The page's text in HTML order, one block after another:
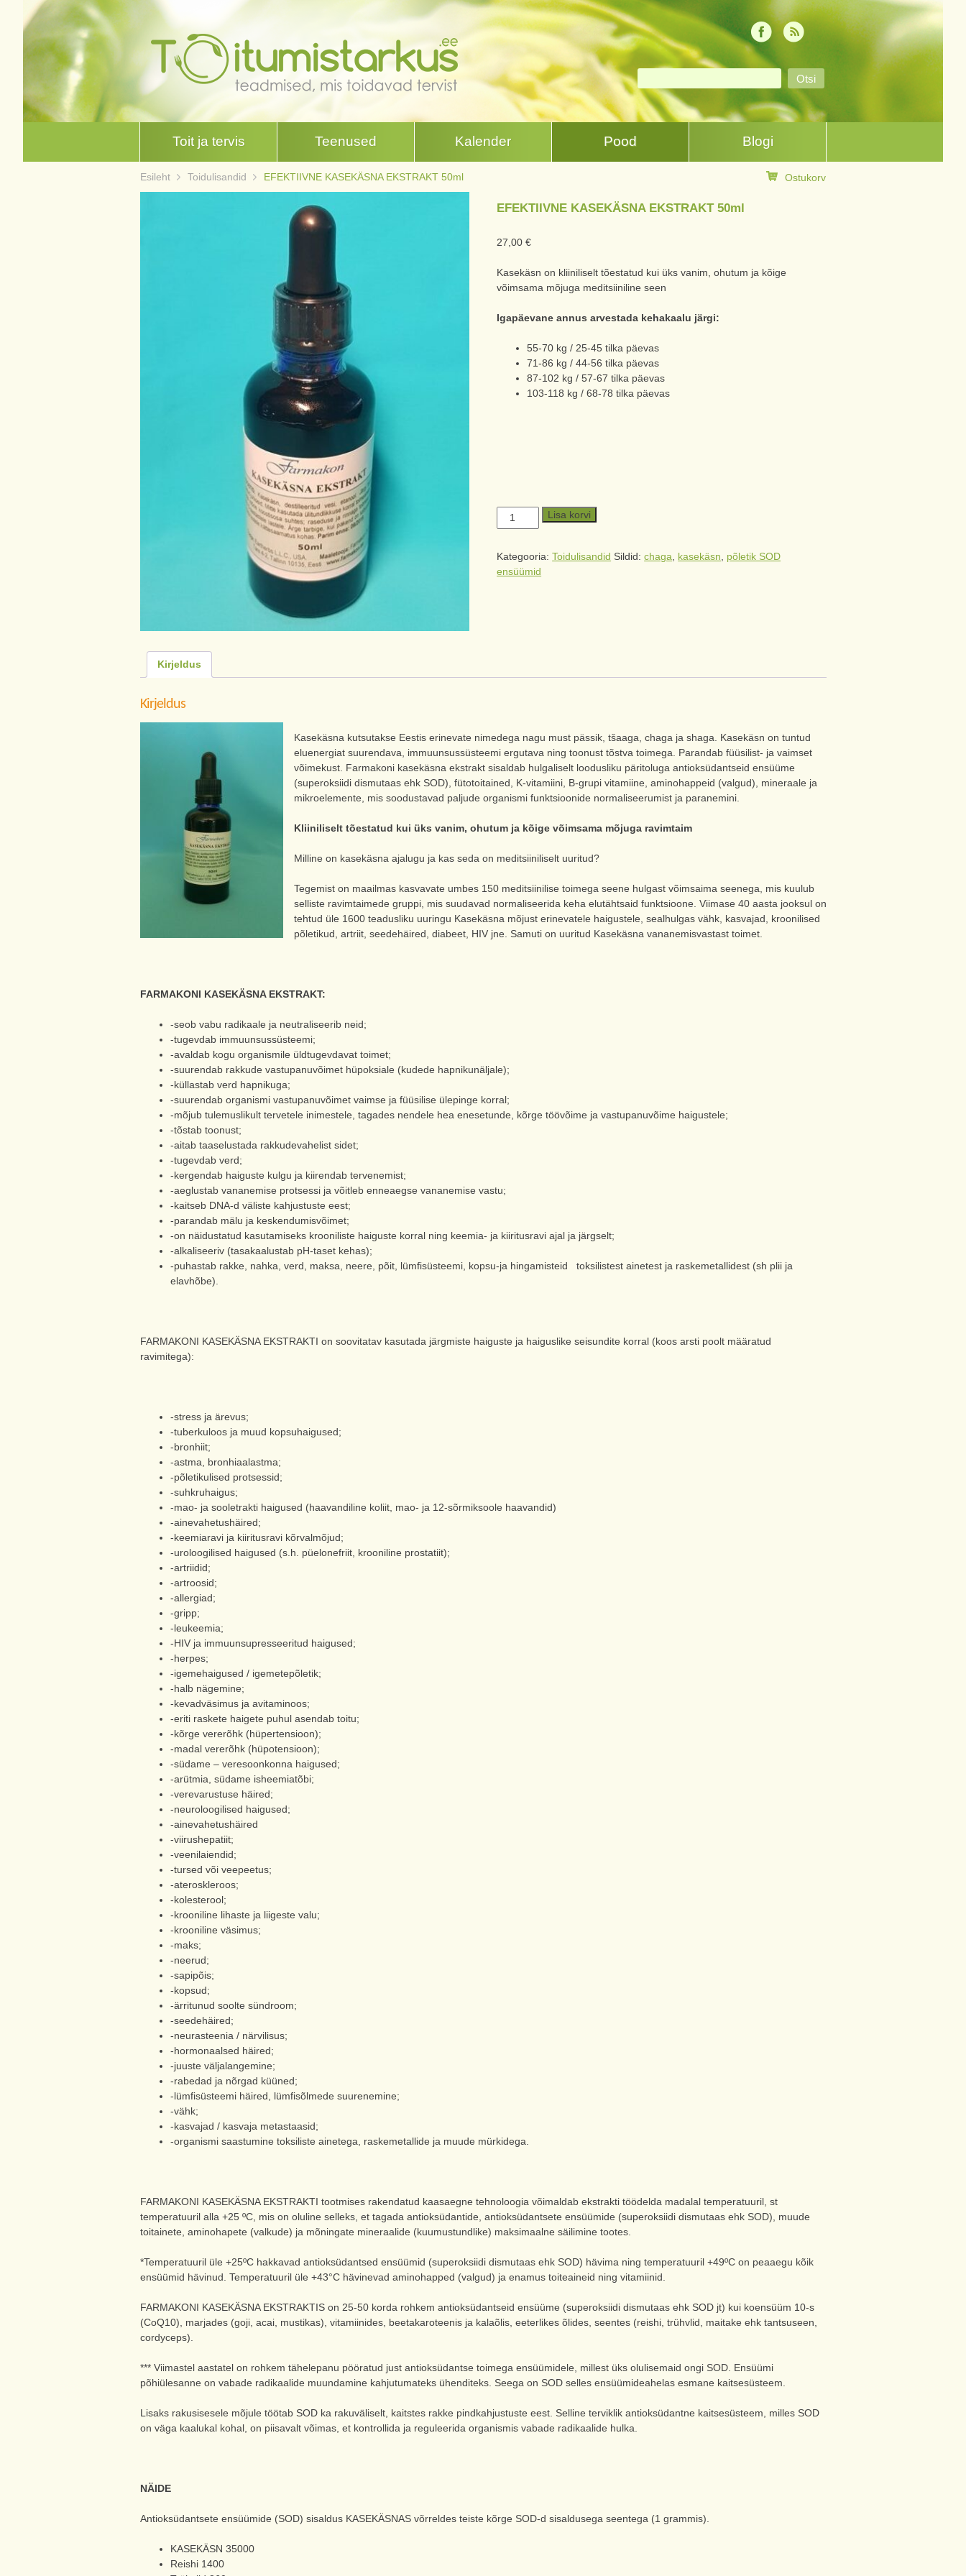
Toit ja tervis Teenused Kalender Pood Blogi
Esileht Toidulisandid EFEKTIIVNE KASEKÄSNA EKSTRAKT 50ml Ostukorv
EFEKTIIVNE KASEKÄSNA EKSTRAKT 50ml
27,00€
Kasekäsn on kliiniliselt tõestatud kui üks vanim, ohutum ja kõige
võimsama mõjuga meditsiiniline seen
Igapäevane annus arvestada kehakaalu järgi:
55-70 kg / 25-45 tilka päevas
71-86 kg / 44-56 tilka päevas
87-102 kg / 57-67 tilka päevas
103-118 kg / 68-78 tilka päevas
Lisa korvi
Kategooria:Toidulisandid Sildid:chaga kasekäsn
põletik SOD
ensüümid
Kirjeldus
Kirjeldus
Kasekäsna kutsutakse Eestis erinevate nimedega nagu must pässik, tšaaga, chaga ja shaga. Kasekäsn on tuntud
eluenergiat suurendava, immuunsussüsteemi ergutava ning toonust tõstva toimega. Parandab füüsilist- ja vaimset
võimekust. Farmakoni kasekäsna ekstrakt sisaldab hulgaliselt loodusliku päritoluga antioksüdantseid ensüüme
(superoksiidi dismutaas ehk SOD), fütotoitained, K-vitamiini, B-grupi vitamiine, aminohappeid (valgud), mineraale ja
mikroelemente, mis soodustavad paljude organismi funktsioonide normaliseerumist ja paranemini.
Kliiniliselt tõestatud kui üks vanim, ohutum ja kõige võimsama mõjuga ravimtaim
Milline on kasekäsna ajalugu ja kas seda on meditsiiniliselt uuritud?
Tegemist on maailmas kasvavate umbes 150 meditsiinilise toimega seene hulgast võimsaima seenega, mis kuulub
selliste ravimtaimede gruppi, mis suudavad normaliseerida keha elutähtsaid funktsioone. Viimase 40 aasta jooksul on
tehtud üle 1600 teadusliku uuringu Kasekäsna mõjust erinevatele haigustele, sealhulgas vähk, kasvajad, kroonilised
põletikud, artriit, seedehäired, diabeet, HIV jne. Samuti on uuritud Kasekäsna vananemisvastast toimet.
FARMAKONI KASEKÄSNA EKSTRAKT:
-seob vabu radikaale ja neutraliseerib neid;
-tugevdab immuunsussüsteemi;
-avaldab kogu organismile üldtugevdavat toimet;
-suurendab rakkude vastupanuvõimet hüpoksiale (kudede hapnikunäljale);
-küllastab verd hapnikuga;
-suurendab organismi vastupanuvõimet vaimse ja füüsilise ülepinge korral;
-mõjub tulemuslikult tervetele inimestele, tagades nendele hea enesetunde, kõrge töövõime ja vastupanuvõime haigustele;
-tõstab toonust;
-aitab taaselustada rakkudevahelist sidet;
-tugevdab verd;
-kergendab haiguste kulgu ja kiirendab tervenemist;
-aeglustab vananemise protsessi ja võitleb enneaegse vananemise vastu;
-kaitseb DNA-d väliste kahjustuste eest;
-parandab mälu ja keskendumisvõimet;
-on näidustatud kasutamiseks krooniliste haiguste korral ning keemia- ja kiiritusravi ajal ja järgselt;
-alkaliseeriv (tasakaalustab pH-taset kehas);
-puhastab rakke, nahka, verd, maksa, neere, põit, lümfisüsteemi, kopsu-ja hingamisteid toksilistest ainetest ja raskemetallidest (sh plii ja
elavhõbe).
FARMAKONI KASEKÄSNA EKSTRAKTI on soovitatav kasutada järgmiste haiguste ja haiguslike seisundite korral (koos arsti poolt määratud
ravimitega):
-stress ja ärevus;
-tuberkuloos ja muud kopsuhaigused;
-bronhiit;
-astma, bronhiaalastma;
-põletikulised protsessid;
-suhkruhaigus;
-mao- ja sooletrakti haigused (haavandiline koliit, mao- ja 12-sõrmiksoole haavandid)
-ainevahetushäired;
-keemiaravi ja kiiritusravi kõrvalmõjud;
-uroloogilised haigused (s.h. püelonefriit, krooniline prostatiit);
-artriidid;
-artroosid;
-allergiad;
-gripp;
-leukeemia;
-HIV ja immuunsupresseeritud haigused;
-herpes;
-igemehaigused / igemetepõletik;
-halb nägemine;
-kevadväsimus ja avitaminoos;
-eriti raskete haigete puhul asendab toitu;
-kõrge vererõhk (hüpertensioon);
-madal vererõhk (hüpotensioon);
-südame – veresoonkonna haigused;
-arütmia, südame isheemiatõbi;
-verevarustuse häired;
-neuroloogilised haigused;
-ainevahetushäired
-viirushepatiit;
-veenilaiendid;
-tursed või veepeetus;
-ateroskleroos;
-kolesterool;
-krooniline lihaste ja liigeste valu;
-krooniline väsimus;
-maks;
-neerud;
-sapipõis;
-kopsud;
-ärritunud soolte sündroom;
-seedehäired;
-neurasteenia / närvilisus;
-hormonaalsed häired;
-juuste väljalangemine;
-rabedad ja nõrgad küüned;
-lümfisüsteemi häired, lümfisõlmede suurenemine;
-vähk;
-kasvajad / kasvaja metastaasid;
-organismi saastumine toksiliste ainetega, raskemetallide ja muude mürkidega.
FARMAKONI KASEKÄSNA EKSTRAKTI tootmises rakendatud kaasaegne tehnoloogia võimaldab ekstrakti töödelda madalal temperatuuril, st
temperatuuril alla +25 ºC, mis on oluline selleks, et tagada antioksüdantide, antioksüdantsete ensüümide (superoksiidi dismutaas ehk SOD), muude
toitainete, aminohapete (valkude) ja mõningate mineraalide (kuumustundlike) maksimaalne säilimine tootes.
*Temperatuuril üle +25ºC hakkavad antioksüdantsed ensüümid (superoksiidi dismutaas ehk SOD) hävima ning temperatuuril +49ºC on peaaegu kõik
ensüümid hävinud. Temperatuuril üle +43°C hävinevad aminohapped (valgud) ja enamus toiteaineid ning vitamiinid.
FARMAKONI KASEKÄSNA EKSTRAKTIS on 25-50 korda rohkem antioksüdantseid ensüüme (superoksiidi dismutaas ehk SOD jt) kui koensüüm 10-s
(CoQ10), marjades (goji, acai, mustikas), vitamiinides, beetakaroteenis ja kalaõlis, eeterlikes õlides, seentes (reishi, trühvlid, maitake ehk tantsuseen,
cordyceps).
*** Viimastel aastatel on rohkem tähelepanu pööratud just antioksüdantse toimega ensüümidele, millest üks olulisemaid ongi SOD. Ensüümi
põhiülesanne on vabade radikaalide muundamine kahjutumateks ühenditeks. Seega on SOD selles ensüümideahelas esmane kaitsesüsteem.
Lisaks rakusisesele mõjule töötab SOD ka rakuväliselt, kaitstes rakke pindkahjustuste eest. Selline terviklik antioksüdantne kaitsesüsteem, milles SOD
on väga kaalukal kohal, on piisavalt võimas, et kontrollida ja reguleerida organismis vabade radikaalide hulka.
NÄIDE
Antioksüdantsete ensüümide (SOD) sisaldus KASEKÄSNAS võrreldes teiste kõrge SOD-d sisaldusega seentega (1 grammis).
KASEKÄSN 35000
Reishi 1400